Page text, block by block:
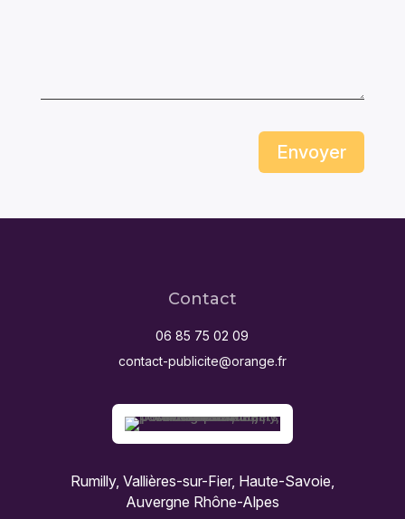
Envoyer
Contact
06 85 75 02 09
contact-publicite@orange.fr
Rumilly, Vallières-sur-Fier, Haute-Savoie,
Auvergne Rhône-Alpes